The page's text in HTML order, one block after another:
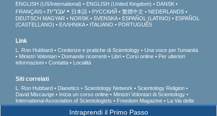
Intraprendi il Primo Passo
ENGLISH (US/International) ENGLISH (United Kingdom)
DANSK
FRANÇAIS
עברית 日本語 РУССКИЙ 繁體中文
NEDERLANDS
DEUTSCH MAGYAR NORSK SVENSKA ESPAÑOL (LATINO)
ESPAÑOL
(CASTELLANO)
ΕΛΛΗΝΙΚA ITALIANO PORTUGUÊS
Link
L. Ron Hubbard Credenze e pratiche di Scientology
Una voce per l’umanità
Ministri Volontari
Domande ricorrenti Libri Corsi online
Per ulteriori
informazioni
Contatta Località
Siti correlati
L. Ron Hubbard Dianetics Scientology Network
Scientology Religion
David Miscavige
Inizia un corso online
Ministri Volontari di Scientology
International Association of Scientologists
Freedom Magazine
La Via della
Felicità
A sostegno di un mondo libero dalla droga
Uniti per i Diritti Umani
Gioventù per i Diritti Umani
Comitato dei Cittadini per i Diritti Umani